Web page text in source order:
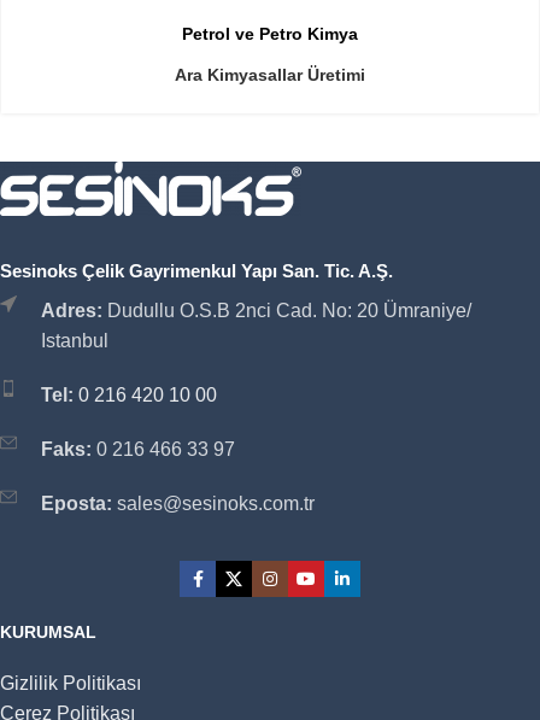
Petrol ve Petro Kimya
Ara Kimyasallar Üretimi
Sesinoks Çelik Gayrimenkul Yapı San. Tic. A.Ş.
Adres: Dudullu O.S.B 2nci Cad. No: 20 Ümraniye/
Istanbul
Tel: 0 216 420 10 00
Faks: 0 216 466 33 97
Eposta: sales@sesinoks.com.tr
KURUMSAL
Gizlilik Politikası
Çerez Politikası